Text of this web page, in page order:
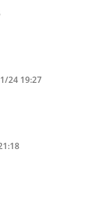
24 19:27